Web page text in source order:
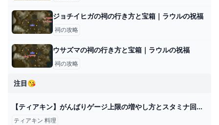
ジョチイヒガの祠の行き方と宝箱｜ラウルの祝福
祠の攻略
ウサズマの祠の行き方と宝箱｜ラウルの祝福
祠の攻略
注目😘
【ティアキン】がんばりゲージ上限の増やし方とスタミナ回復料理【ティアーズオブザキングダム】 ワイトのゲーム案内所
ティアキン 料理